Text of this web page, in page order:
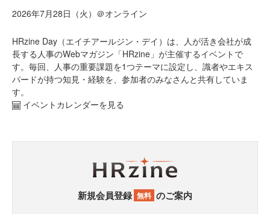
2026年7月28日（火）＠オンライン
HRzine Day（エイチアールジン・デイ）は、人が活き会社が成
長する人事のWebマガジン「HRzine」が主催するイベントで
す。毎回、人事の重要課題を1つテーマに設定し、識者やエキス
パードが持つ知見・経験を、参加者のみなさんと共有していま
す。
イベントカレンダーを見る
新規会員登録 無料 のご案内